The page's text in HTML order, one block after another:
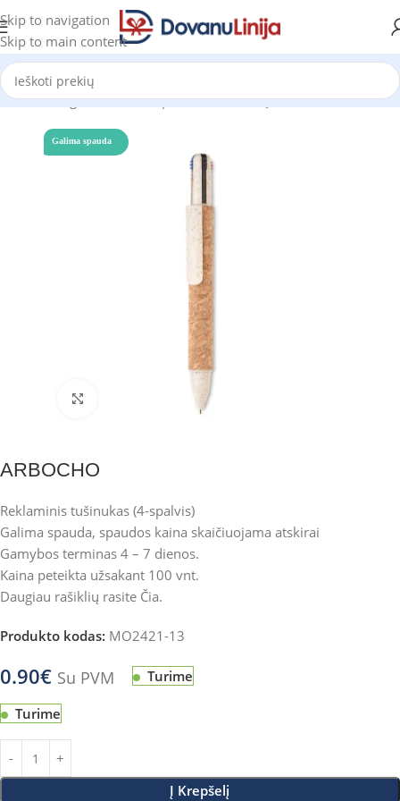
Skip to navigation
Skip to main content
Katalogas Tušinukai, pieštukai, rašiklių rinkiniai Tušinukai
Galima spauda
ARBOCHO
Reklaminis tušinukas (4-spalvis)
Galima spauda, spaudos kaina skaičiuojama atskirai
Gamybos terminas 4 – 7 dienos.
Kaina peteikta užsakant 100 vnt.
Daugiau rašiklių rasite Čia.
Produkto kodas: MO2421-13
0.90€ Su PVM Turime
Turime
Į Krepšelį